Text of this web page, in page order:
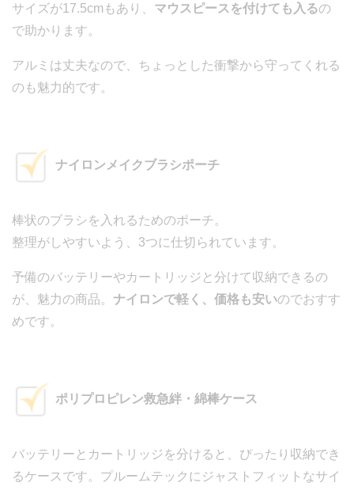
サイズが17.5cmもあり、 マウスピースを付けても入るの
で助かります。
アルミは丈夫なので、ちょっとした衝撃から守ってくれる
のも魅力的です。
ナイロンメイクブラシポーチ
棒状のブラシを入れるためのポーチ。
整理がしやすいよう、3つに仕切られています。
予備のバッテリーやカートリッジと分けて収納できるの
が、魅力の商品。 ナイロンで軽く、価格も安いのでおすす
めです。
ポリプロピレン救急絆・綿棒ケース
バッテリーとカートリッジを分けると、ぴったり収納でき
るケースです。プルームテックにジャストフィットなサイ